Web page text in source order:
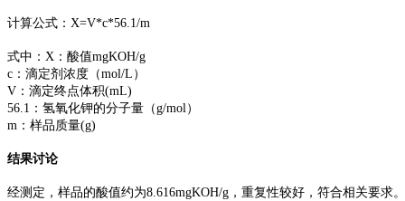
计算公式：X=V*c*56.1/m
式中：X：酸值mgKOH/g
c：滴定剂浓度（mol/L）
V：滴定终点体积(mL)
56.1：氢氧化钾的分子量（g/mol）
m：样品质量(g)
结果讨论
经测定，样品的酸值约为8.616mgKOH/g，重复性较好，符合相关要求。